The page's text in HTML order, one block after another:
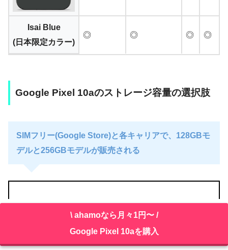
Isai Blue
(日本限定カラー)
◎ ◎ ◎ ◎
Google Pixel 10aのストレージ容量の選択肢
SIMフリー(Google Store)と各キャリアで、128GBモ
デルと256GBモデルが販売される
一部キャリアでは、256GBモデルが用意されない
カラーも存在する
Isai BlueはSIMフリーやどのキャリアでも256GB
\ ahamoなら月々1円〜 /
Google Pixel 10aを購入